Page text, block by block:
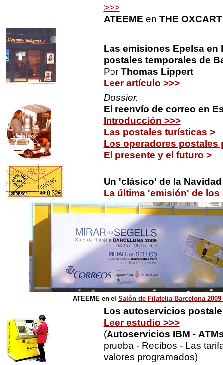
>>>
ATEEME en THE OXCART
Las emisiones Epelsa en
postales temporales de
PorThomas Lippert
Leer artículo >>>
Dossier.
El reenvío de correo en
Introducción >>>
Las postales turísticas >
Los operadores postales
El presente y el futuro >
Un 'clásico' de la Navidad
La última 'emisión' de los
ATEEME en el Salón de Filatelia Barcelona 2009
Los autoservicios
Leer estudio >>>
(Autoservicios IBM -
prueba - Recibos - Las
valores programados)